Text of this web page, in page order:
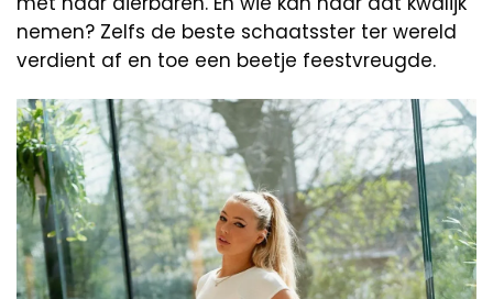
nemen? Zelfs de beste schaatsster ter wereld
verdient af en toe een beetje feestvreugde.